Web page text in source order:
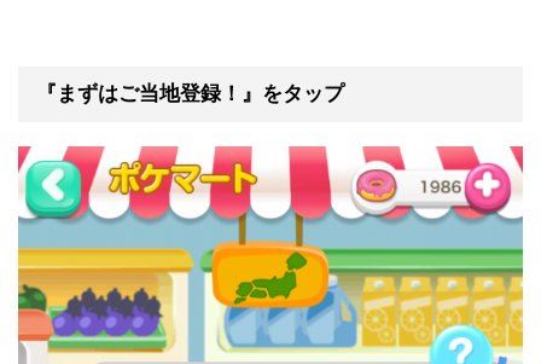
『まずはご当地登録！』をタップ